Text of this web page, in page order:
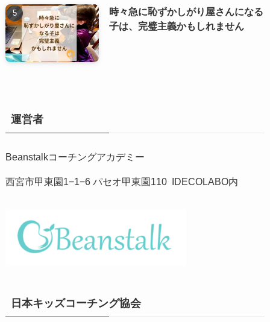
時々急に恥ずかしがり屋さんになる
子は、完璧主義かもしれません
運営者
Beanstalkコーチングアカデミー
西宮市甲東園1−1−6 パセオ甲東園110 IDECOLABO内
日本キッズコーチング協会